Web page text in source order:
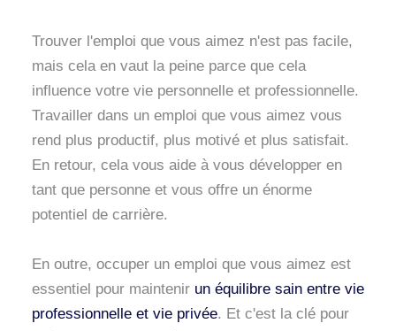
Trouver l'emploi que vous aimez n'est pas facile,
mais cela en vaut la peine parce que cela
influence votre vie personnelle et professionnelle.
Travailler dans un emploi que vous aimez vous
rend plus productif, plus motivé et plus satisfait.
En retour, cela vous aide à vous développer en
tant que personne et vous offre un énorme
potentiel de carrière.
En outre, occuper un emploi que vous aimez est
essentiel pour maintenir un équilibre sain entre vie
professionnelle et vie privée. Et c'est la clé pour